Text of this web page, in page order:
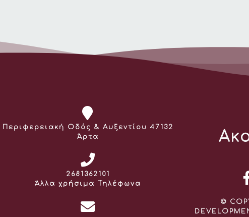
Διεύθυνση:
Περιφερειακή Οδός & Αυξεντίου 47132
Άρτα
Τηλέφωνο:
2681362101
Άλλα χρήσιμα Τηλέφωνα
©